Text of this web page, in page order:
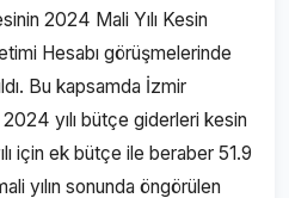
2024 Mali Yılı Kesin
Hesabı görüşmelerinde
Bu kapsamda İzmir
yılı bütçe giderleri kesin
için ek bütçe ile beraber 51.9
yılın sonunda öngörülen